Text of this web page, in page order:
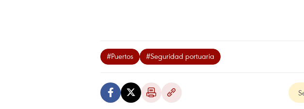
#Puertos #Seguridad portuaria